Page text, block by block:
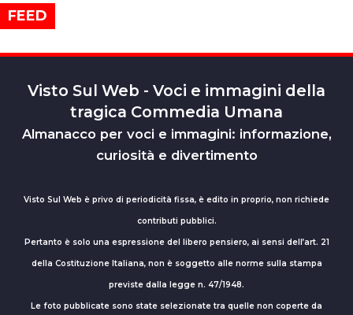
FEED
Visto Sul Web - Voci e immagini della
tragica Commedia Umana
Almanacco per voci e immagini: informazione,
curiosità e divertimento
Visto Sul Web è privo di periodicità fissa, è edito in proprio, non richiede
contributi pubblici.
Pertanto è solo una espressione del libero pensiero, ai sensi dell’art. 21
della Costituzione Italiana, non è soggetto alle norme sulla stampa
previste dalla legge n. 47/1948.
Le foto pubblicate sono state selezionate tra quelle non coperte da